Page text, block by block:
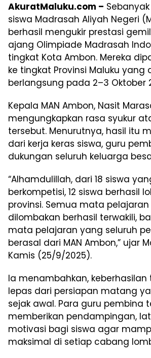
AkuratMaluku.com –
siswa Madrasah Aliyah Negeri
berhasil mengukir prestasi
ajang Olimpiade Madrasah
tingkat Kota Ambon. Mereka
ke tingkat Provinsi Maluku yang
berlangsung pada 2–3 Oktober
Kepala MAN Ambon, Nasit
mengungkapkan rasa syukur
tersebut. Menurutnya, hasil itu
dari kerja keras siswa, guru
dukungan seluruh keluarga
“Alhamdulillah, dari 18 siswa
berkompetisi, 12 siswa berhasil
provinsi. Semua mata
dilombakan berhasil terwakili,
mata pelajaran yang seluruh
berasal dari MAN Ambon,” ujar
Kamis (25/9/2025).
Ia menambahkan,
lepas dari persiapan matang
sejak awal. Para guru pembina
memberikan pendampingan,
motivasi bagi siswa agar
maksimal di setiap cabang